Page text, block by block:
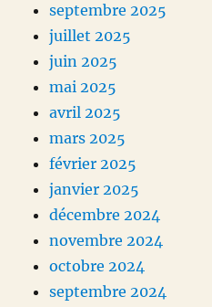
septembre 2025
juillet 2025
juin 2025
mai 2025
avril 2025
mars 2025
février 2025
janvier 2025
décembre 2024
novembre 2024
octobre 2024
septembre 2024